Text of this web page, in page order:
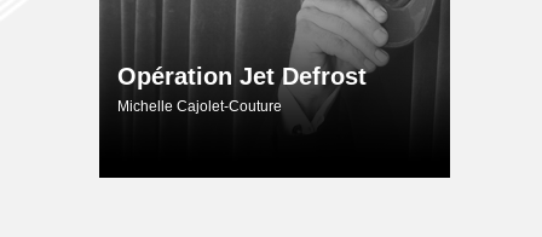
Opération Jet Defrost
Michelle Cajolet-Couture